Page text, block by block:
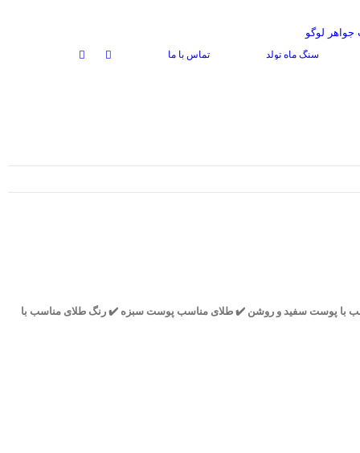
سنگ ماه تولد تماس با ما
با پوست سفید و روشن ✔️ طلای مناسب پوست سبزه ✔️ رنگ طلای مناسب با